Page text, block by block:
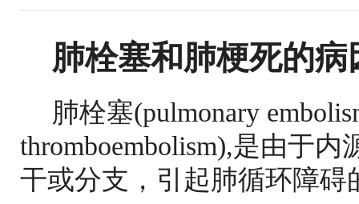
肺栓塞和肺梗死的
肺栓塞(pulmonary
thromboembolism),是由于
干或分支，引起肺循环障